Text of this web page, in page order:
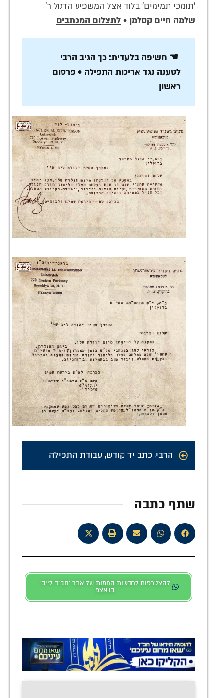
'תומכי תמימים' בלוד אצל המשפיע הדגול ר'
שלמה חיים קסלמן • לתצלום המכתבים
☚ חשיפה בלעדית: כך הגיב הרבי
לטענה נגד אריכות התפילה • פרסום
ראשון
הרבי, כתב יד קודש, עבודת התפילה
שתף כתבה
להצטרפות לחדשות החמות של אתר 'חב"ד לייב'
בוואצפ